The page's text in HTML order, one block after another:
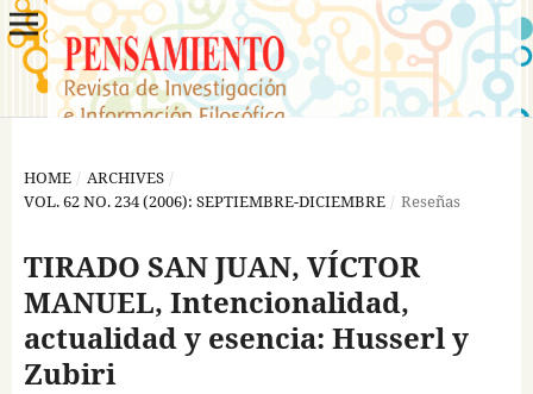
HOME / ARCHIVES /
VOL. 62 NO. 234 (2006): SEPTIEMBRE-DICIEMBRE / Reseñas
TIRADO SAN JUAN, VÍCTOR
MANUEL, Intencionalidad,
actualidad y esencia: Husserl y
Zubiri